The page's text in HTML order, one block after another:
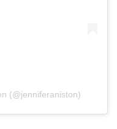
(@jenniferaniston)